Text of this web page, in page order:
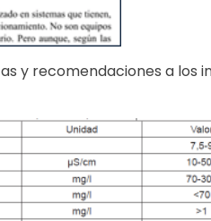
y recomendaciones a los